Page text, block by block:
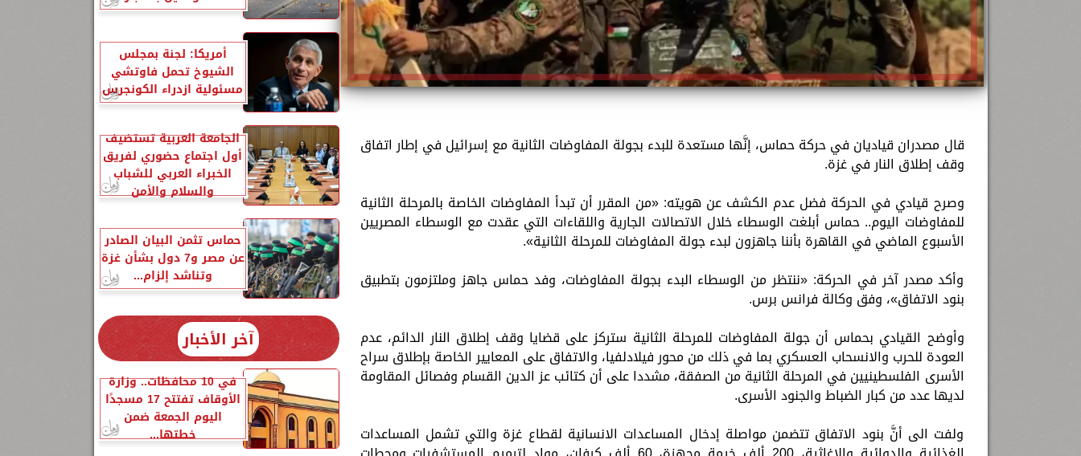
قال مصدران قياديان في حركة حماس، إنَّها مستعدة للبدء بجولة المفاوضات الثانية مع إسرائيل في إطار اتفاق
وقف إطلاق النار في غزة.
وصرح قيادي في الحركة فضل عدم الكشف عن هويته: «من المقرر أن تبدأ المفاوضات الخاصة بالمرحلة الثانية
للمفاوضات اليوم.. حماس أبلغت الوسطاء خلال الاتصالات الجارية واللقاءات التي عقدت مع الوسطاء المصريين
الأسبوع الماضي في القاهرة بأننا جاهزون لبدء جولة المفاوضات للمرحلة الثانية».
وأكد مصدر آخر في الحركة: «ننتظر من الوسطاء البدء بجولة المفاوضات، وفد حماس جاهز وملتزمون بتطبيق
بنود الاتفاق»، وفق وكالة فرانس برس.
وأوضح القيادي بحماس أن جولة المفاوضات للمرحلة الثانية ستركز على قضايا وقف إطلاق النار الدائم، عدم
العودة للحرب والانسحاب العسكري بما في ذلك من محور فيلادلفيا، والاتفاق على المعايير الخاصة بإطلاق سراح
الأسرى الفلسطينيين في المرحلة الثانية من الصفقة، مشددا على أن كتائب عز الدين القسام وفصائل المقاومة
لديها عدد من كبار الضباط والجنود الأسرى.
ولفت الى أنَّ بنود الاتفاق تتضمن مواصلة إدخال المساعدات الانسانية لقطاع غزة والتي تشمل المساعدات
أمريكا: لجنة بمجلس
الشيوخ تحمل فاوتشي
مسئولية ازدراء الكونجرس
الجامعة العربية تستضيف
أول اجتماع حضوري لفريق
الخبراء العربي للشباب
والسلام والأمن
حماس تثمن البيان الصادر
عن مصر و7 دول بشأن غزة
وتناشد إلزام...
آخر الأخبار
في 10 محافظات.. وزارة
الأوقاف تفتتح 17 مسجدًا
اليوم الجمعة ضمن
خطتها...